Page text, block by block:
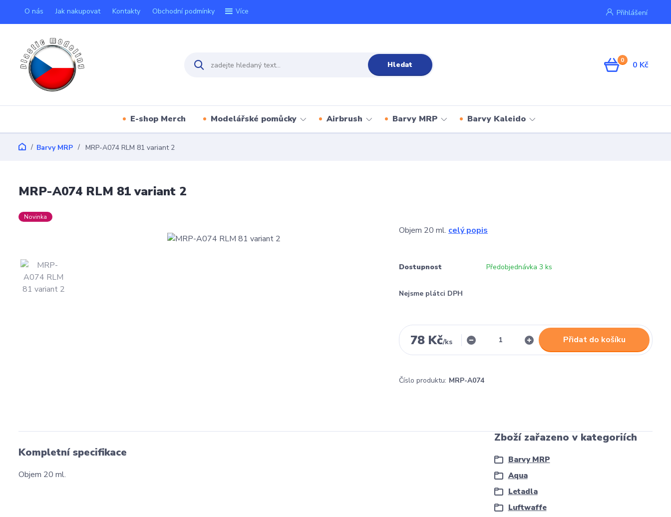
O nás Jak nakupovat Kontakty Obchodní podmínky Více Přihlášení
Hledat 0 0 Kč
E-shop Merch Modelářské pomůcky Airbrush Barvy MRP Barvy Kaleido
Barvy MRP MRP-A074 RLM 81 variant 2
MRP-A074 RLM 81 variant 2
Novinka
Objem 20 ml. celý popis
Dostupnost Předobjednávka 3 ks
Nejsme plátci DPH
78 Kč/ks Přidat do košíku
Číslo produktu: MRP-A074
Kompletní specifikace
Objem 20 ml.
Zboží zařazeno v kategoriích
Barvy MRP
Aqua
Letadla
Luftwaffe